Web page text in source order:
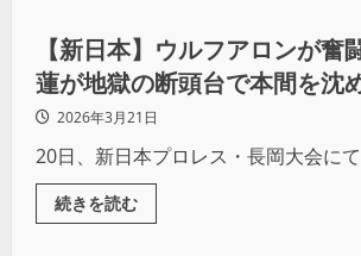
【新日本】ウルフアロンが奮
蓮が地獄の断頭台で本間を沈
2026年3月21日
20日、新日本プロレス・長岡大会にて
続きを読む
プロレス